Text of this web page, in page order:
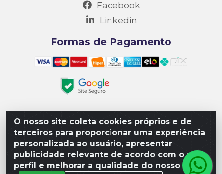
O nosso site coleta cookies próprios e de
terceiros para proporcionar uma experiência
personalizada ao usuário, apresentar
publicidade relevante de acordo com o seu
perfil e melhorar a qualidade do nosso site.
Facebook
Linkedin
Formas de Pagamento
Matriz R3 Suprimentos - Rua 14, Polo Empresarial Goiás
– Etapa III, Quadra: 15; Lote 04, Aparecida de
Goiânia/GO, CEP 74985-182. - CNPJ 10.641.901/0001-16